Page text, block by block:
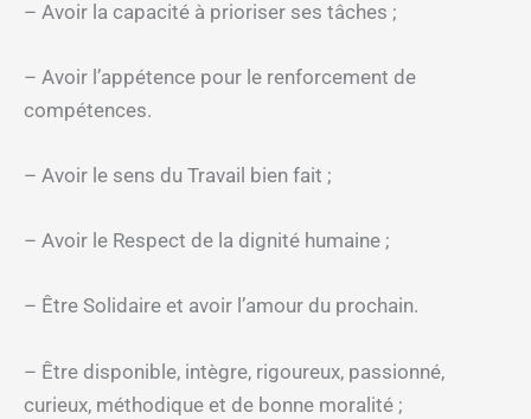
– Avoir la capacité à prioriser ses tâches ;
– Avoir l’appétence pour le renforcement de
compétences.
– Avoir le sens du Travail bien fait ;
– Avoir le Respect de la dignité humaine ;
– Être Solidaire et avoir l’amour du prochain.
– Être disponible, intègre, rigoureux, passionné,
curieux, méthodique et de bonne moralité ;